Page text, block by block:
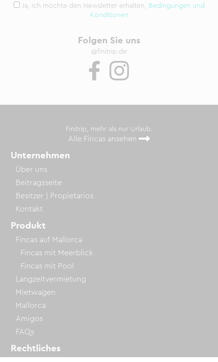
Ja, ich möchte den Newsletter erhalten, Bedingungen und
Konditionen
Folgen Sie uns
@finitrip.de
Finitrip, mehr als nur Urlaub.
Alle Fincas ansehen
Unternehmen
Über uns
Beitragsseite
Besitzer | Propietarios
Kontakt
Produkt
Fincas auf Mallorca
Fincas mit Meerblick
Fincas mit Pool
Langzeitvermietung
Mietwagen
Mallorca
Amigos
FAQs
Rechtliches